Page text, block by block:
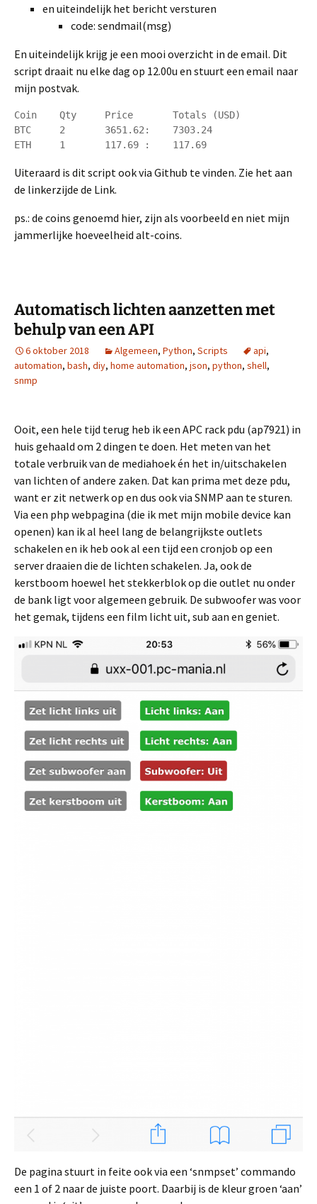
en uiteindelijk het bericht versturen
code: sendmail(msg)
En uiteindelijk krijg je een mooi overzicht in de email. Dit
script draait nu elke dag op 12.00u en stuurt een email naar
mijn postvak.
Coin    Qty     Price       Totals (USD)
BTC     2       3651.62:    7303.24
ETH     1       117.69 :    117.69
Uiteraard is dit script ook via Github te vinden. Zie het aan
de linkerzijde de Link.
ps.: de coins genoemd hier, zijn als voorbeeld en niet mijn
jammerlijke hoeveelheid alt-coins.
Automatisch lichten aanzetten met
behulp van een API
6 oktober 2018 Algemeen, Python, Scripts api,
automation, bash, diy, home automation, json, python, shell,
snmp
Ooit, een hele tijd terug heb ik een APC rack pdu (ap7921) in
huis gehaald om 2 dingen te doen. Het meten van het
totale verbruik van de mediahoek én het in/uitschakelen
van lichten of andere zaken. Dat kan prima met deze pdu,
want er zit netwerk op en dus ook via SNMP aan te sturen.
Via een php webpagina (die ik met mijn mobile device kan
openen) kan ik al heel lang de belangrijkste outlets
schakelen en ik heb ook al een tijd een cronjob op een
server draaien die de lichten schakelen. Ja, ook de
kerstboom hoewel het stekkerblok op die outlet nu onder
de bank ligt voor algemeen gebruik. De subwoofer was voor
het gemak, tijdens een film licht uit, sub aan en geniet.
De pagina stuurt in feite ook via een ‘snmpset’ commando
een 1 of 2 naar de juiste poort. Daarbij is de kleur groen ‘aan’